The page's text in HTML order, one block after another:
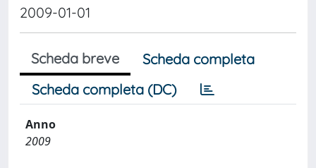
2009-01-01
Scheda breve
Scheda completa
Scheda completa (DC)
Anno
2009